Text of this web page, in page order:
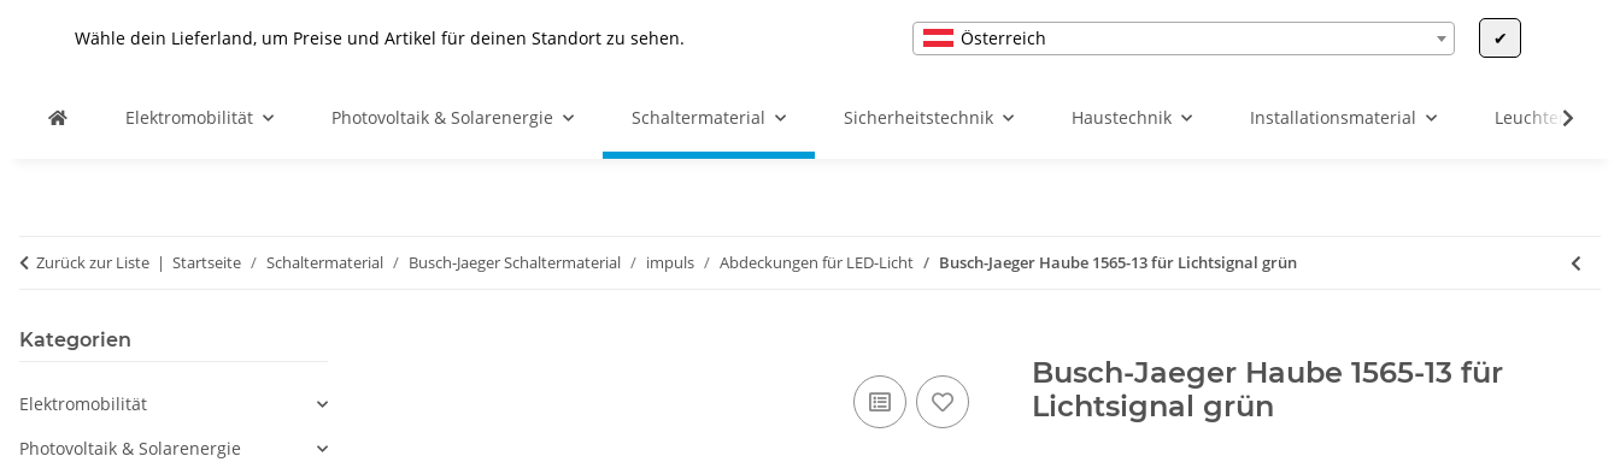
Wähle dein Lieferland, um Preise und Artikel für deinen Standort zu sehen. Österreich ✔
Elektromobilität Photovoltaik & Solarenergie Schaltermaterial Sicherheitstechnik Haustechnik Installationsmaterial Leuchten &
Zurück zur Liste Startseite Schaltermaterial Busch-Jaeger Schaltermaterial impuls Abdeckungen für LED-Licht Busch-Jaeger Haube 1565-13 für Lichtsignal grün
Busch-Jaeger Haube 1565-13 für
Lichtsignal grün
Kategorien
Elektromobilität
Photovoltaik & Solarenergie